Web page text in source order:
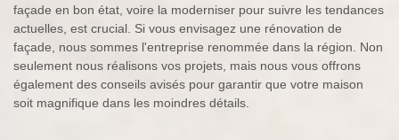
façade en bon état, voire la moderniser pour suivre les tendances
actuelles, est crucial. Si vous envisagez une rénovation de
façade, nous sommes l'entreprise renommée dans la région. Non
seulement nous réalisons vos projets, mais nous vous offrons
également des conseils avisés pour garantir que votre maison
soit magnifique dans les moindres détails.